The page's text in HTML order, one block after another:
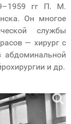
гг П. М.
Он многое
службы
— хирург с
абдоминальной
и др.